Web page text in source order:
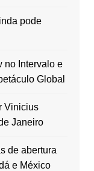
pode
no Intervalo e
Global
Vinicius
Janeiro
de abertura
e México